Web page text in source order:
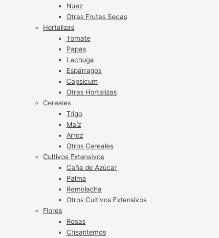
Nuez
Otras Frutas Secas
Hortalizas
Tomate
Papas
Lechuga
Espárragos
Capsicum
Otras Hortalizas
Cereales
Trigo
Maíz
Arroz
Otros Cereales
Cultivos Extensivos
Caña de Azúcar
Palma
Remolacha
Otros Cultivos Extensivos
Flores
Rosas
Crisantemos